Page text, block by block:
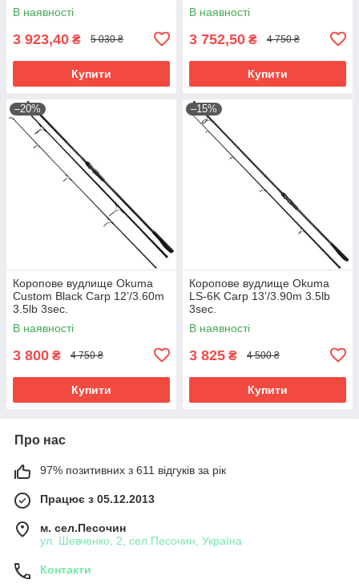
В наявності
3 923,40 ₴ 5 030 ₴
Купити
В наявності
3 752,50 ₴ 4 750 ₴
Купити
–20%
Коропове вудлище Okuma
Custom Black Carp 12’/3.60m
3.5lb 3sec.
В наявності
3 800 ₴ 4 750 ₴
Купити
–15%
Коропове вудлище Okuma
LS-6K Carp 13’/3.90m 3.5lb
3sec.
В наявності
3 825 ₴ 4 500 ₴
Купити
Про нас
97% позитивних з 611 відгуків за рік
Працює з 05.12.2013
м. сел.Песочин
ул. Шевченко, 2, сел.Песочин, Україна
Контакти